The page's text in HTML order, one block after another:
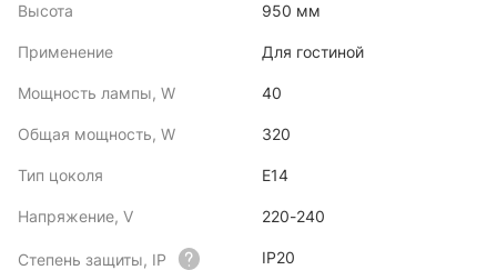
Высота 950 мм
Применение Для гостиной
Мощность лампы, W 40
Общая мощность, W 320
Тип цоколя E14
Напряжение, V 220-240
Степень защиты, IP IP20